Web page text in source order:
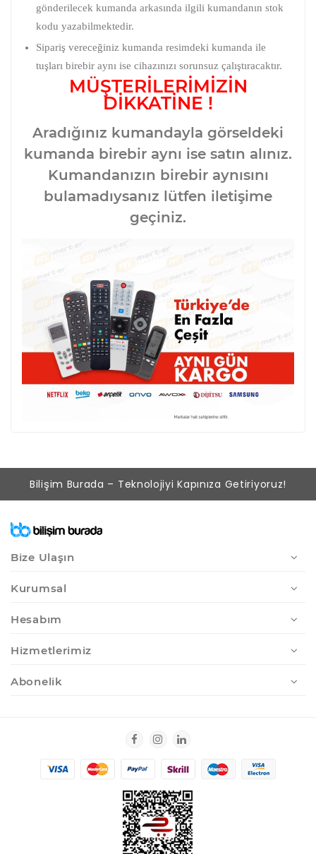
gönderilecek kumanda arkasında ilgili kumandanın stok
kodu yazabilmektedir.
Sipariş vereceğiniz kumanda resimdeki kumanda ile
tuşları birebir aynı ise cihazınızı sorunsuz çalıştıracaktır.
MÜŞTERİLERİMİZİN
DİKKATİNE !
Aradığınız kumandayla görseldeki
kumanda birebir aynı ise satın alınız.
Kumandanızın birebir aynısını
bulamadıysanız lütfen iletişime
geçiniz.
Bilişim Burada – Teknolojiyi Kapınıza Getiriyoruz!
Bize Ulaşın
Kurumsal
Hesabım
Hizmetlerimiz
Abonelik